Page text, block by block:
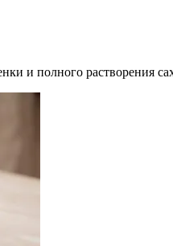
и полного растворения